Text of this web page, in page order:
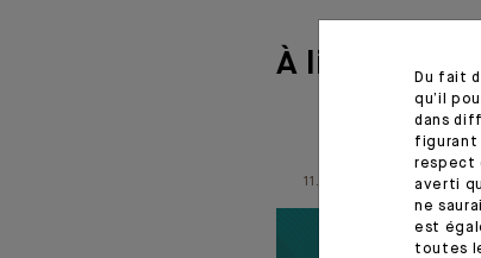
À lire aussi
11.06.26
Du fait
qu’il
dans
figurant
respect
averti
ne
est
toutes